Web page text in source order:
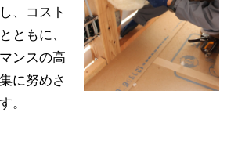
、コスト
ともに、
ンスの高
に努めさ
。